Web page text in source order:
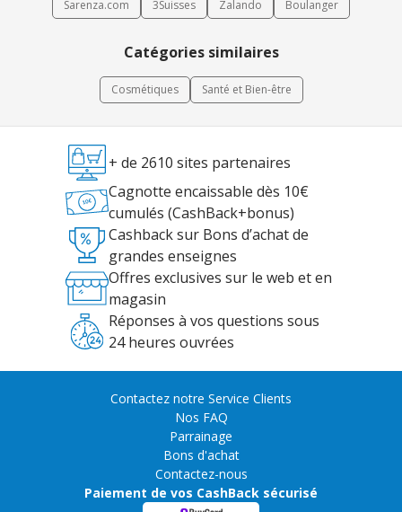
Sarenza.com
3Suisses Zalando Boulanger
Catégories similaires
Cosmétiques Santé et Bien-être
+ de 2610 sites partenaires
Cagnotte encaissable dès 10€
cumulés (CashBack+bonus)
Cashback sur Bons d’achat de
grandes enseignes
Offres exclusives sur le web et en
magasin
Réponses à vos questions sous
24 heures ouvrées
Contactez notre Service Clients
Nos FAQ
Parrainage
Bons d'achat
Contactez-nous
Paiement de vos CashBack sécurisé